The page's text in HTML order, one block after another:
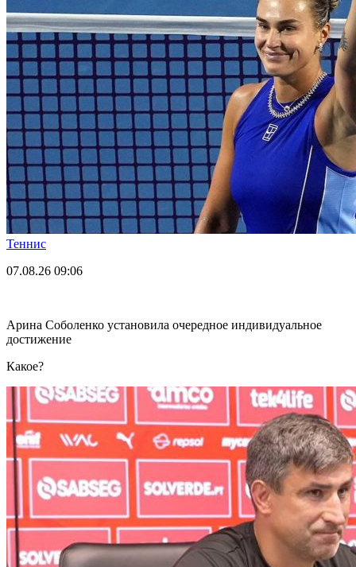
Теннис
07.08.26 09:06
Арина Соболенко установила очередное индивидуальное
достижение
Какое?